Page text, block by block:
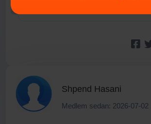
Shpend Hasani
Medlem sedan: 2026-07-02